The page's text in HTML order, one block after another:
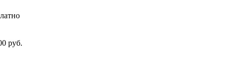
руб.